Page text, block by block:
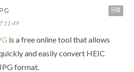
回覆
11:49
is a free online tool that allows
and easily convert HEIC
format.